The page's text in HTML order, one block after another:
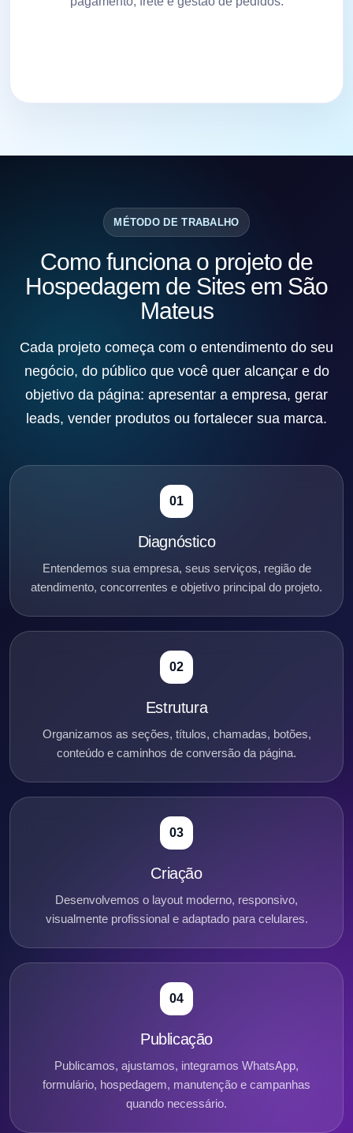
MÉTODO DE TRABALHO
Como funciona o projeto de
Hospedagem de Sites em São
Mateus
Cada projeto começa com o entendimento do seu
negócio, do público que você quer alcançar e do
objetivo da página: apresentar a empresa, gerar
leads, vender produtos ou fortalecer sua marca.
01
Diagnóstico
Entendemos sua empresa, seus serviços, região de
atendimento, concorrentes e objetivo principal do projeto.
02
Estrutura
Organizamos as seções, títulos, chamadas, botões,
conteúdo e caminhos de conversão da página.
03
Criação
Desenvolvemos o layout moderno, responsivo,
visualmente profissional e adaptado para celulares.
04
Publicação
Publicamos, ajustamos, integramos WhatsApp,
formulário, hospedagem, manutenção e campanhas
quando necessário.